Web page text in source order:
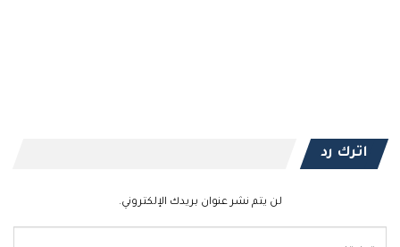
اترك رد
لن يتم نشر عنوان بريدك الإلكتروني.